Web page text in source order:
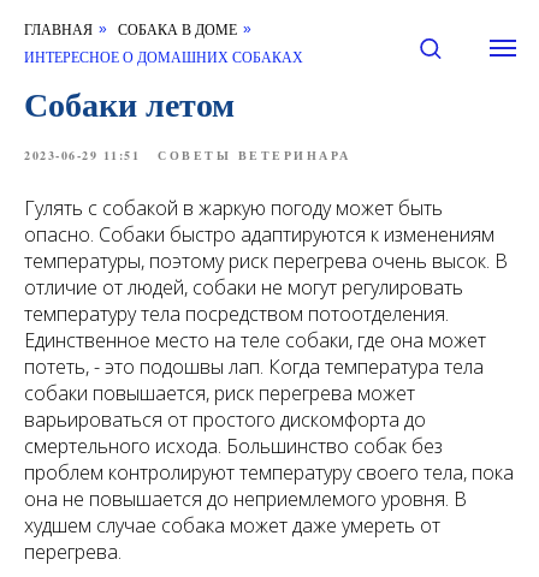
ГЛАВНАЯ » СОБАКА В ДОМЕ »
ИНТЕРЕСНОЕ О ДОМАШНИХ СОБАКАХ
Собаки летом
2023-06-29 11:51 СОВЕТЫ ВЕТЕРИНАРА
Гулять с собакой в жаркую погоду может быть
опасно. Собаки быстро адаптируются к изменениям
температуры, поэтому риск перегрева очень высок. В
отличие от людей, собаки не могут регулировать
температуру тела посредством потоотделения.
Единственное место на теле собаки, где она может
потеть, - это подошвы лап. Когда температура тела
собаки повышается, риск перегрева может
варьироваться от простого дискомфорта до
смертельного исхода. Большинство собак без
проблем контролируют температуру своего тела, пока
она не повышается до неприемлемого уровня. В
худшем случае собака может даже умереть от
перегрева.